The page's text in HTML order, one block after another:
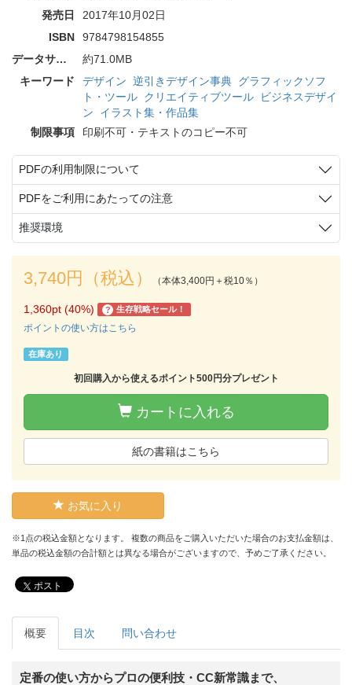
発売日
2017年10月02日
ISBN
9784798154855
データサイズ
約71.0MB
キーワード
デザイン 逆引きデザイン事典 グラフィックソフ
ト・ツール クリエイティブツール
ビジネスデザイ
ン
イラスト集・作品集
制限事項
印刷不可・テキストのコピー不可
PDFの利用制限について
PDFをご利用にあたっての注意
推奨環境
3,740円（税込） （本体3,400円＋税10％）
1,360pt (40%) ? 生存戦略セール！
ポイントの使い方はこちら
在庫あり
初回購入から使えるポイント500円分プレゼント
カートに入れる
紙の書籍はこちら
お気に入り
※1点の税込金額となります。 複数の商品をご購入いただいた場合のお支払金額は、
単品の税込金額の合計額とは異なる場合がございますので、予めご了承ください。
ポスト
概要 目次 問い合わせ
定番の使い方からプロの便利技・CC新常識まで、